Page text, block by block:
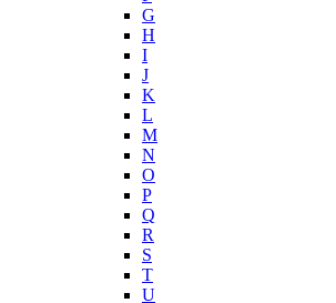
G
H
I
J
K
L
M
N
O
P
Q
R
S
T
U